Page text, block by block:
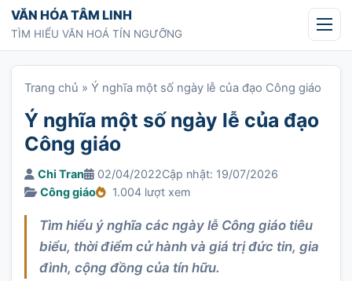
Chuyển tới nội dung
VĂN HÓA TÂM LINH
TÌM HIỂU VĂN HOÁ TÍN NGƯỠNG
Trang chủ » Ý nghĩa một số ngày lễ của đạo Công giáo
Ý nghĩa một số ngày lễ của đạo
Công giáo
Chi Tran 02/04/2022Cập nhật: 19/07/2026
Công giáo
1.004 lượt xem
Tìm hiểu ý nghĩa các ngày lễ Công giáo tiêu
biểu, thời điểm cử hành và giá trị đức tin, gia
đình, cộng đồng của tín hữu.